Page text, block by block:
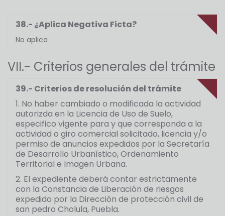
38.- ¿Aplica Negativa Ficta?
No aplica
VII.- Criterios generales del trámite
39.- Criterios de resolución del trámite
1. No haber cambiado o modificada la actividad
autorizda en la Licencia de Uso de Suelo,
especifico vigente para y que corresponda a la
actividad o giro comercial solicitado, licencia y/o
permiso de anuncios expedidos por la Secretaría
de Desarrollo Urbanístico, Ordenamiento
Territorial e Imagen Urbana.
2. El expediente deberá contar estrictamente
con la Constancia de Liberación de riesgos
expedido por la Dirección de protección civil de
san pedro Cholula, Puebla.